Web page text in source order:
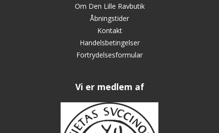
Om Den Lille Ravbutik
Åbningstider
Kontakt
Handelsbetingelser
Fortrydelsesformular
Vi er medlem af